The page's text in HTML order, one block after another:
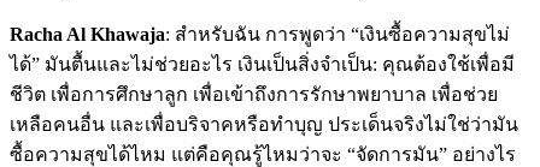
Racha Al Khawaja: สำหรับฉัน การพูดว่า “เงินซื้อความสุขไม่
ได้” มันตื้นและไม่ช่วยอะไร เงินเป็นสิ่งจำเป็น: คุณต้องใช้เพื่อมี
ชีวิต เพื่อการศึกษาลูก เพื่อเข้าถึงการรักษาพยาบาล เพื่อช่วย
เหลือคนอื่น และเพื่อบริจาคหรือทำบุญ ประเด็นจริงไม่ใช่ว่ามัน
ซื้อความสุขได้ไหม แต่คือคุณรู้ไหมว่าจะ “จัดการมัน” อย่างไร